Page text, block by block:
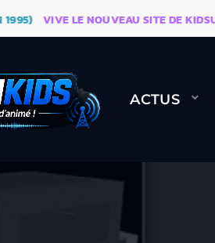
VIVE LE NOUVEAU SITE DE KIDSUNE
ACTUS